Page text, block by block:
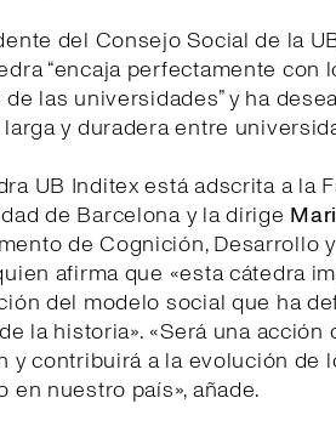
del Consejo Social de la
“encaja perfectamente
las universidades” y ha
y duradera entre
UB Inditex está adscrita a la
de Barcelona y la dirige
de Cognición, Desarrollo
afirma que «esta cátedra
del modelo social que ha
la historia». «Será una
y contribuirá a la evolución de
en nuestro país», añade.